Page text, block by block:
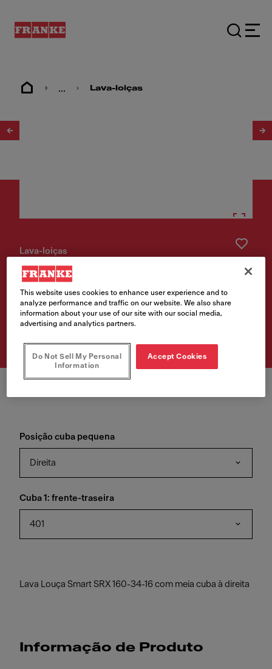
... Lava-loiças
Lava-loiças
Lava Louça Smart SRX 160-
34-16 DRT
Número de artigo
122.0736.139
Posição cuba pequena
Direita
Cuba 1: frente-traseira
401
Lava Louça Smart SRX 160-34-16 com meia cuba à direita
Informação de Produto
This website uses cookies to enhance user experience and to
analyze performance and traffic on our website. We also share
information about your use of our site with our social media,
advertising and analytics partners.
Do Not Sell My Personal
Information
Accept Cookies